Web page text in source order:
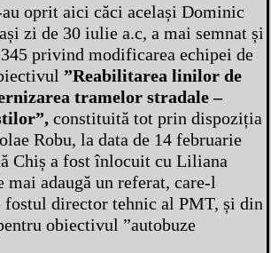
oprit aici căci același Dominic
zi de 30 iulie a.c, a mai semnat și
privind modificarea echipei de
”Reabilitarea linilor de
tramelor stradale –
constituită tot prin dispoziția
Robu, la data de 14 februarie
Chiș a fost înlocuit cu Liliana
mai adaugă un referat, care-l
fostul director tehnic al PMT, și din
obiectivul ”autobuze